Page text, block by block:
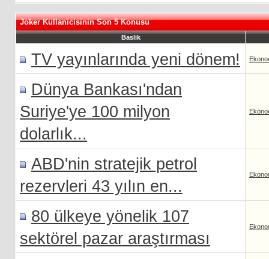
Joker Kullanicisinin Son 5 Konusu
Baslik
TV yayınlarında yeni dönem!
Dünya Bankası'ndan
Suriye'ye 100 milyon
dolarlık...
ABD'nin stratejik petrol
rezervleri 43 yılın en...
80 ülkeye yönelik 107
sektörel pazar araştırması